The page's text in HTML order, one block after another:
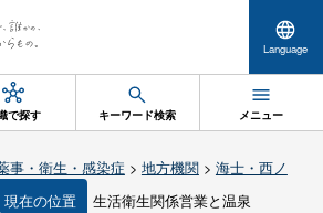
Language
で探す キーワード検索 メニュー
事・衛生・感染症 > 地方機関> 海士・西ノ
現在の位置
生活衛生関係営業と温泉